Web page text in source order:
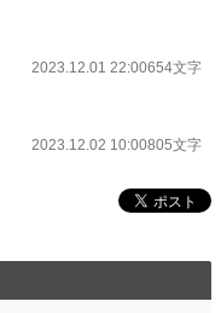
2023.12.01 22:00654文字
2023.12.02 10:00805文字